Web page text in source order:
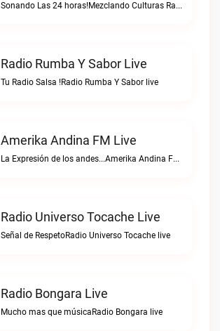
Sonando Las 24 horas!Mezclando Culturas Radio live
Radio Rumba Y Sabor Live
Tu Radio Salsa !Radio Rumba Y Sabor live
Amerika Andina FM Live
La Expresión de los andes...Amerika Andina FM live
Radio Universo Tocache Live
Señal de RespetoRadio Universo Tocache live
Radio Bongara Live
Mucho mas que músicaRadio Bongara live